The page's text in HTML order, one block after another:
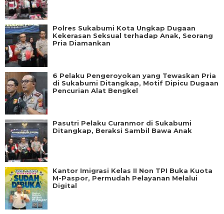
Polres Sukabumi Kota Ungkap Dugaan
Kekerasan Seksual terhadap Anak, Seorang
Pria Diamankan
6 Pelaku Pengeroyokan yang Tewaskan Pria
di Sukabumi Ditangkap, Motif Dipicu Dugaan
Pencurian Alat Bengkel
Pasutri Pelaku Curanmor di Sukabumi
Ditangkap, Beraksi Sambil Bawa Anak
Kantor Imigrasi Kelas II Non TPI Buka Kuota
M-Paspor, Permudah Pelayanan Melalui
Digital